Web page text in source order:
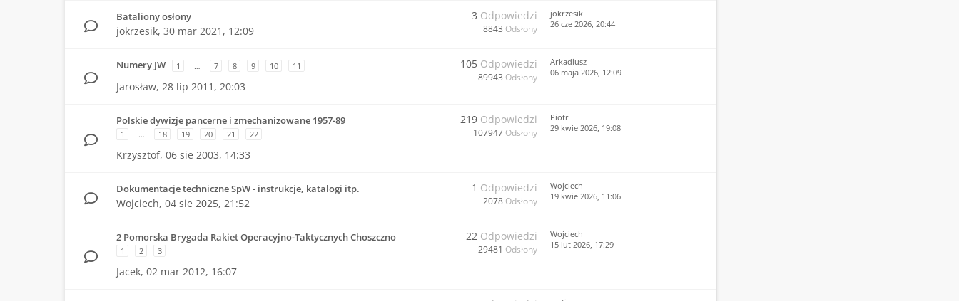
Bataliony osłony
jokrzesik, 30 mar 2021, 12:09
3 Odpowiedzi
8843 Odsłony
jokrzesik
26 cze 2026, 20:44
Numery JW 1 … 7 8 9 10 11
Jarosław, 28 lip 2011, 20:03
105 Odpowiedzi
89943 Odsłony
Arkadiusz
06 maja 2026, 12:09
Polskie dywizje pancerne i zmechanizowane 1957-89
1 … 18 19 20 21 22
Krzysztof, 06 sie 2003, 14:33
219 Odpowiedzi
107947 Odsłony
Piotr
29 kwie 2026, 19:08
Dokumentacje techniczne SpW - instrukcje, katalogi itp.
Wojciech, 04 sie 2025, 21:52
1 Odpowiedzi
2078 Odsłony
Wojciech
19 kwie 2026, 11:06
2 Pomorska Brygada Rakiet Operacyjno-Taktycznych Choszczno
1 2 3
Jacek, 02 mar 2012, 16:07
22 Odpowiedzi
29481 Odsłony
Wojciech
15 lut 2026, 17:29